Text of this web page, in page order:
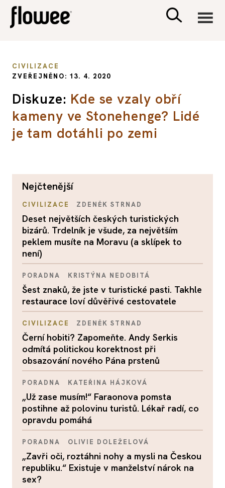
PSYCHOLOGIE
SEX A VZTAHY
PORADNA
CIVILIZACE
ZVEŘEJNĚNO: 13. 4. 2020
Diskuze: Kde se vzaly obří
kameny ve Stonehenge? Lidé
je tam dotáhli po zemi
nejčtenější
CIVILIZACE ZDENĚK STRNAD
Deset největších českých turistických
bizárů. Trdelník je všude, za největším
peklem musíte na Moravu (a sklípek to
není)
PORADNA KRISTÝNA NEDOBITÁ
Šest znaků, že jste v turistické pasti. Takhle
restaurace loví důvěřivé cestovatele
CIVILIZACE ZDENĚK STRNAD
Černí hobiti? Zapomeňte. Andy Serkis
odmítá politickou korektnost při
obsazování nového Pána prstenů
PORADNA KATEŘINA HÁJKOVÁ
„Už zase musím!“ Faraonova pomsta
postihne až polovinu turistů. Lékař radí, co
opravdu pomáhá
PORADNA OLIVIE DOLEŽELOVÁ
„Zavři oči, roztáhni nohy a mysli na Českou
republiku.“ Existuje v manželství nárok na
sex?